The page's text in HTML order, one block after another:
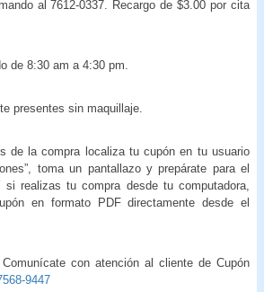
al 7612-0337. Recargo de $3.00 por cita
de 8:30 am a 4:30 pm.
presentes sin maquillaje.
de la compra localiza tu cupón en tu usuario
toma un pantallazo y prepárate para el
realizas tu compra desde tu computadora,
en formato PDF directamente desde el
Comunícate con atención al cliente de Cupón
9447